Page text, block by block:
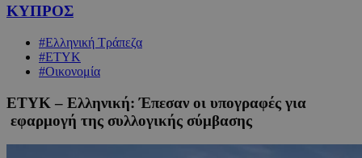
ΚΥΠΡΟΣ
#Ελληνική Τράπεζα
#ΕΤΥΚ
#Οικονομία
ΕΤΥΚ – Ελληνική: Έπεσαν οι υπογραφές για
εφαρμογή της συλλογικής σύμβασης